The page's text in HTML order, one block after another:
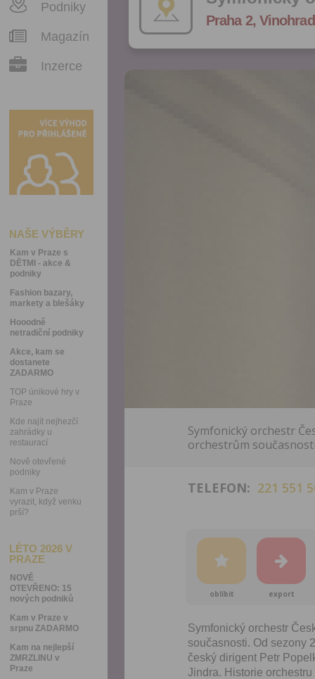
Podniky
Magazín
Inzerce
NAŠE VÝBĚRY
Kam v Praze s
DĚTMI - akce &
podniky
Fashion bazary,
markety a blešáky
Hooodně
netradiční podniky
Akce, kam se
dostanete
ZADARMO
TOP únikové hry v
Praze
Kde najít nejhezčí
zahrádky u
restaurací
Nově otevřené
podniky
Kam v Praze
vyrazit, když venku
prší?
LÉTO 2026 V
PRAZE
NOVĚ
OTEVŘENO: 15
nových podniků
Kam v Praze v
srpnu ZADARMO
Kam na nejlepší
ZMRZLINU v
Praze
Praha 2,
Symfonický orchestr
orchestrům
TELEFON: 221 551
oblíbit export
Symfonický orchestr
současnosti. Od sezony
český dirigent Petr
Jindra. Historie